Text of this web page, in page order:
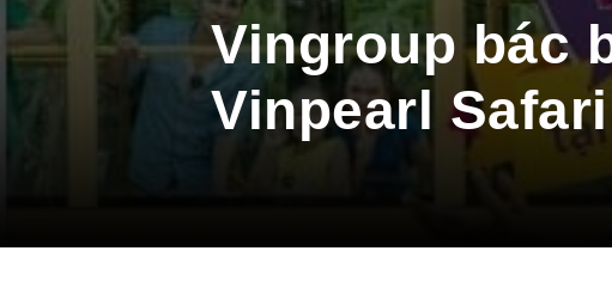
Vingroup bác
Vinpearl